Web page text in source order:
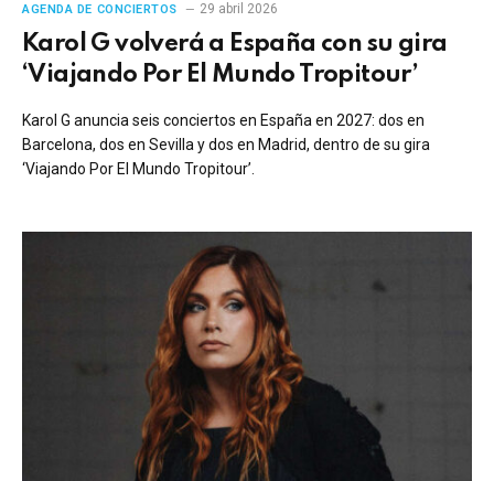
AGENDA DE CONCIERTOS 29 abril 2026
Karol G volverá a España con su gira
‘Viajando Por El Mundo Tropitour’
Karol G anuncia seis conciertos en España en 2027: dos en
Barcelona, dos en Sevilla y dos en Madrid, dentro de su gira
‘Viajando Por El Mundo Tropitour’.